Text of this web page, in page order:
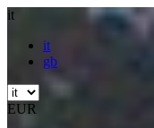
it
it
gb
EUR